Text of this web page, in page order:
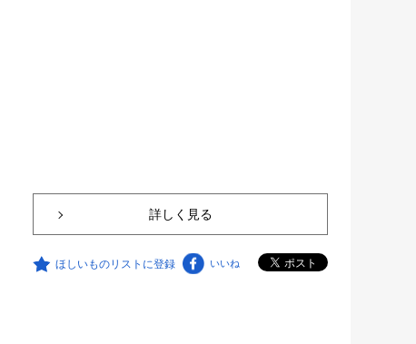
詳しく見る
ほしいものリストに登録 いいね